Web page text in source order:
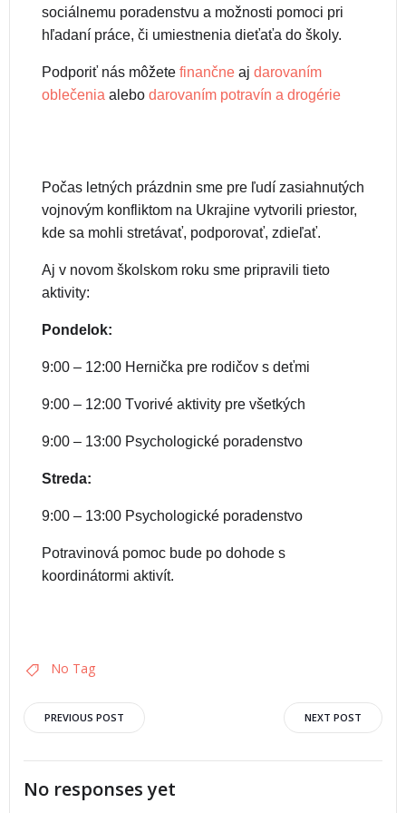
sociálnemu poradenstvu a možnosti pomoci pri
hľadaní práce, či umiestnenia dieťaťa do školy.
Podporiť nás môžete finančne aj darovaním
oblečenia alebo darovaním potravín a drogérie
Počas letných prázdnin sme pre ľudí zasiahnutých
vojnovým konfliktom na Ukrajine vytvorili priestor,
kde sa mohli stretávať, podporovať, zdieľať.
Aj v novom školskom roku sme pripravili tieto
aktivity:
Pondelok:
9:00 – 12:00 Hernička pre rodičov s deťmi
9:00 – 12:00 Tvorivé aktivity pre všetkých
9:00 – 13:00 Psychologické poradenstvo
Streda:
9:00 – 13:00 Psychologické poradenstvo
Potravinová pomoc bude po dohode s
koordinátormi aktivít.
No Tag
PREVIOUS POST NEXT POST
No responses yet